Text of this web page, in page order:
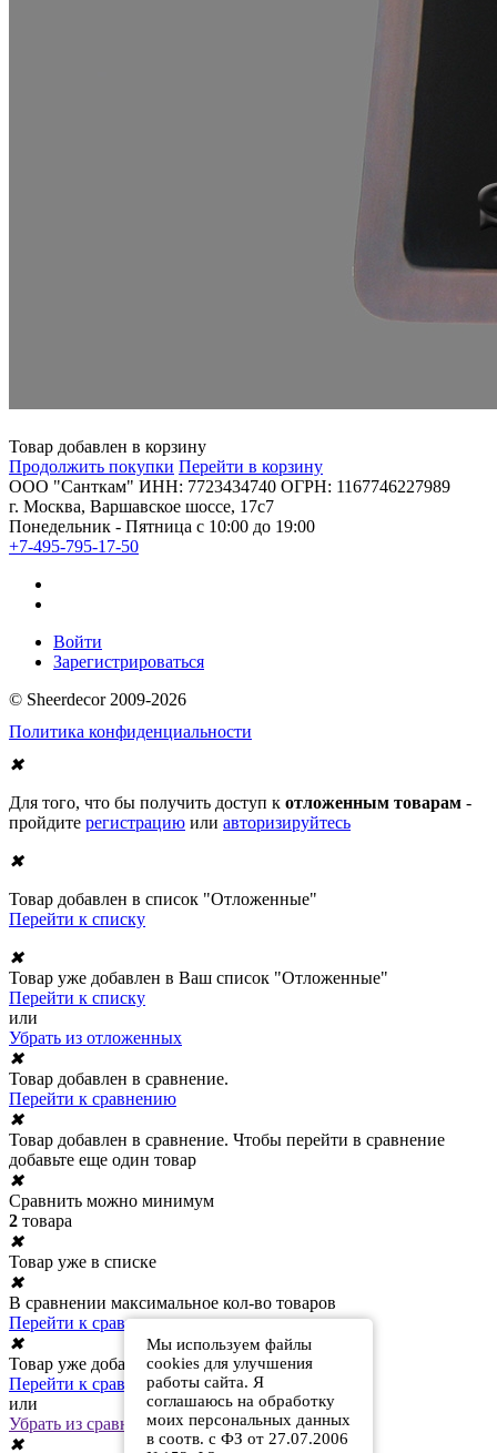
Товар добавлен в корзину
Продолжить покупки Перейти в корзину
ООО "Санткам" ИНН: 7723434740 ОГРН: 1167746227989
г. Москва, Варшавское шоссе, 17с7
Понедельник - Пятница с 10:00 до 19:00
+7-495-795-17-50
Войти
Зарегистрироваться
© Sheerdecor 2009-2026
Политика конфиденциальности
Мы используем файлы
cookies для улучшения
работы сайта. Я
соглашаюсь на обработку
моих персональных данных
в соотв. с ФЗ от 27.07.2006
✖
Для того, что бы получить доступ к отложенным товарам -
пройдите регистрацию или авторизируйтесь
✖
Товар добавлен в список "Отложенные"
Перейти к списку
✖
Товар уже добавлен в Ваш список "Отложенные"
Перейти к списку
или
Убрать из отложенных
✖
Товар добавлен в сравнение.
Перейти к сравнению
✖
Товар добавлен в сравнение. Чтобы перейти в сравнение
добавьте еще один товар
✖
Сравнить можно минимум
2 товара
✖
Товар уже в списке
✖
В сравнении максимальное кол-во товаров
Перейти к сравнению
✖
Товар уже добавлен в сравнение
Перейти к сравнению
или
Убрать из сравнения
✖